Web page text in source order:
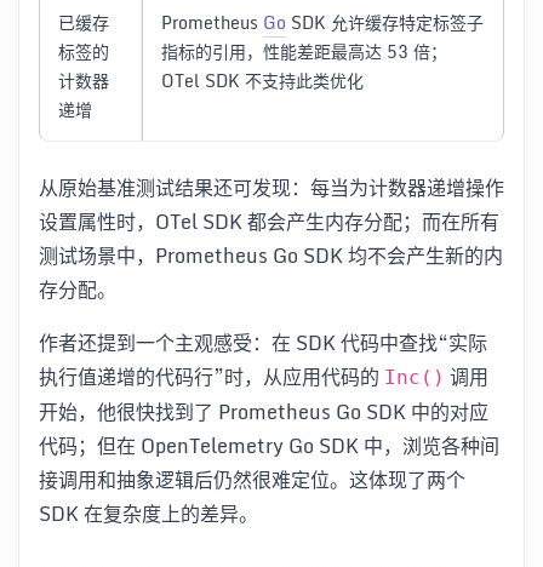
已缓存
标签的
计数器
递增
Prometheus Go SDK 允许缓存特定标签子
指标的引用，性能差距最高达 53 倍；
OTel SDK 不支持此类优化
从原始基准测试结果还可发现：每当为计数器递增操作
设置属性时，OTel SDK 都会产生内存分配；而在所有
测试场景中，Prometheus Go SDK 均不会产生新的内
存分配。
作者还提到一个主观感受：在 SDK 代码中查找“实际
执行值递增的代码行”时，从应用代码的 Inc() 调用
开始，他很快找到了 Prometheus Go SDK 中的对应
代码；但在 OpenTelemetry Go SDK 中，浏览各种间
接调用和抽象逻辑后仍然很难定位。这体现了两个
SDK 在复杂度上的差异。